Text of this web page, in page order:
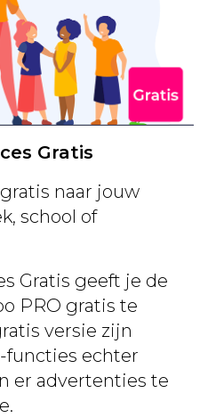
Gratis
naar jouw
school of
Gratis geeft je de
PRO gratis te
versie zijn
functies echter
er advertenties te